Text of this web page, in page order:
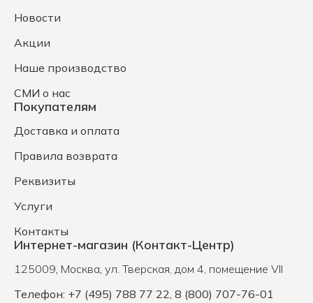
Новости
Акции
Наше производство
СМИ о нас
Покупателям
Доставка и оплата
Правила возврата
Реквизиты
Услуги
Контакты
Интернет-магазин (Контакт-Центр)
125009, Москва, ул. Тверская, дом 4, помещение VII
Телефон: +7 (495) 788 77 22, 8 (800) 707-76-01